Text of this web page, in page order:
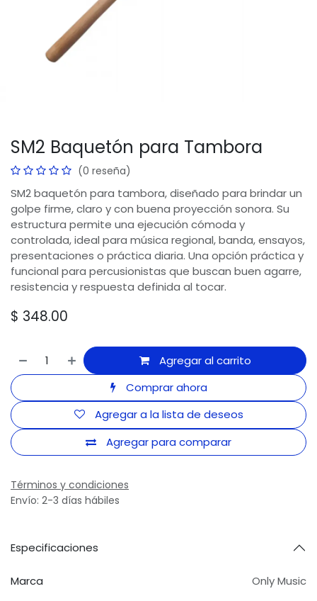
SM2 Baquetón para Tambora
(0 reseña)
SM2 baquetón para tambora, diseñado para brindar un
golpe firme, claro y con buena proyección sonora. Su
estructura permite una ejecución cómoda y
controlada, ideal para música regional, banda, ensayos,
presentaciones o práctica diaria. Una opción práctica y
funcional para percusionistas que buscan buen agarre,
resistencia y respuesta definida al tocar.
$ 348.00
Agregar al carrito
Comprar ahora
Agregar para comparar
Agregar a la lista de deseos
Términos y condiciones
Envío: 2-3 días hábiles
Especificaciones
Marca Only Music